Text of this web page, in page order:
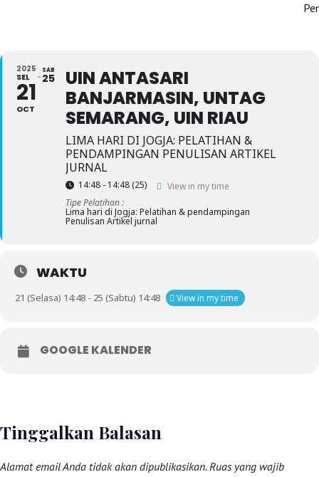
2025
SEL
21
OCT
SAB
25
UIN ANTASARI
BANJARMASIN, UNTAG
SEMARANG, UIN RIAU
LIMA HARI DI JOGJA: PELATIHAN &
PENDAMPINGAN PENULISAN ARTIKEL
JURNAL
14:48 - 14:48(25)
View in my time
Tipe Pelatihan :
Lima hari di Jogja: Pelatihan & pendampingan
Penulisan Artikel jurnal
WAKTU
21 (Selasa) 14:48 - 25 (Sabtu) 14:48 View in my time
GOOGLE KALENDER
Tinggalkan Balasan
Alamat email Anda tidak akan dipublikasikan. Ruas yang wajib